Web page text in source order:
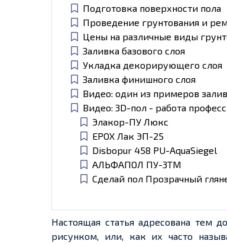
Подготовка поверхности пола
Проведение грунтования и
Цены на различные виды
Заливка базового слоя
Укладка декорирующего слоя
Заливка финишного слоя
Видео: один из примеров
Видео: 3D-пол - работа
Элакор-ПУ Люкс
EPOX Лак ЭП-25
Disbopur 458 PU-AquaSiegel
АЛЬФАПОЛ ПУ-3ТМ
Сделай пол Прозрачный
Настоящая статья адресована тем
рисунком, или, как их часто